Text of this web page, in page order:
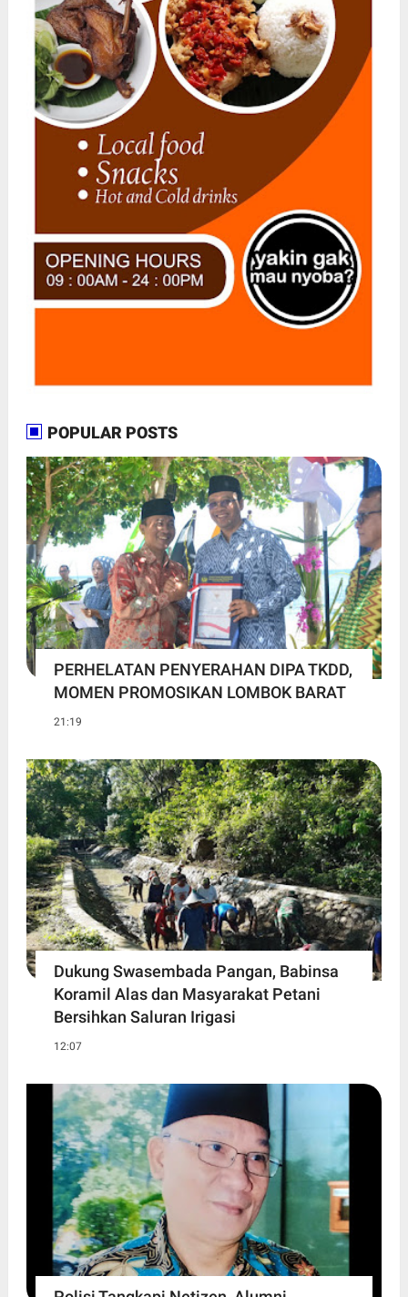
POPULAR POSTS
PERHELATAN PENYERAHAN DIPA TKDD,
MOMEN PROMOSIKAN LOMBOK BARAT
21:19
Dukung Swasembada Pangan, Babinsa
Koramil Alas dan Masyarakat Petani
Bersihkan Saluran Irigasi
12:07